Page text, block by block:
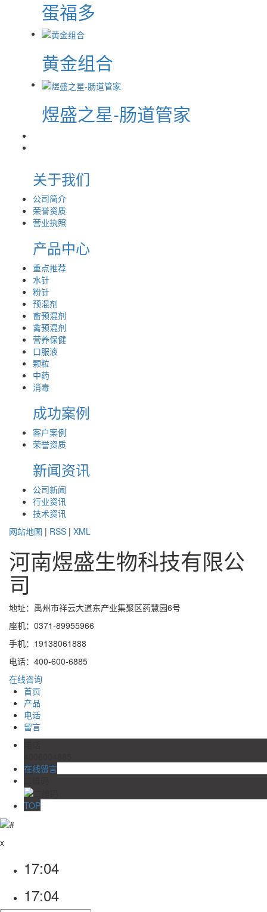
蛋福多
黄金组合
煜盛之星-肠道管家
关于我们
公司简介
荣誉资质
营业执照
产品中心
重点推荐
水针
粉针
预混剂
畜预混剂
禽预混剂
营养保健
口服液
颗粒
中药
消毒
成功案例
客户案例
荣誉资质
新闻资讯
公司新闻
行业资讯
技术资讯
网站地图 | RSS | XML
河南煜盛生物科技有限公
司
地址：禹州市祥云大道东产业集聚区药慧园6号
座机：0371-89955966
手机：19138061888
电话：400-600-6885
在线咨询
首页
产品
电话
留言
在线留言
TOP
x
17:04
17:04